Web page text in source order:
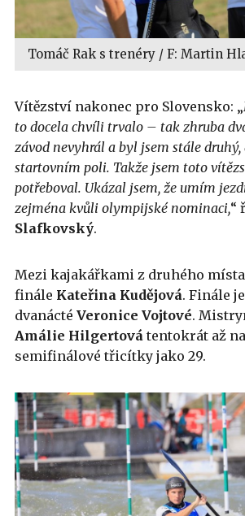
Tomáč Rak s trenéry / F: Martin
Vítězství nakonec pro Slovensko: „
to docela chvíli trvalo – tak zhruba
závod nevyhrál a byl jsem stále druhý,
startovním poli. Takže jsem toto
potřeboval. Ukázal jsem, že umím
zejména kvůli olympijské nominaci,“
Slafkovský.
Mezi kajakářkami z druhého
finále Kateřina Kudějová. Finále
dvanácté Veronice Vojtové.
Amálie Hilgertová tentokrát až
semifinálové třicítky jako 29.